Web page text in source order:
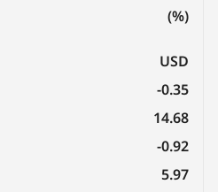
(%)
USD
-0.35
14.68
-0.92
5.97